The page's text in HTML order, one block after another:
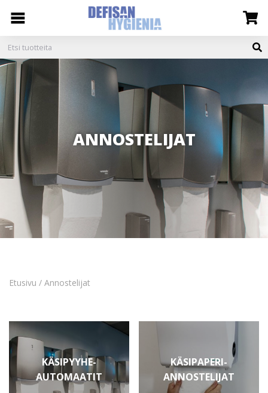
ANNOSTELIJAT
Etusivu / Annostelijat
KÄSIPYYHE­
AUTOMAATIT
KÄSIPAPERI­
ANNOSTELIJAT